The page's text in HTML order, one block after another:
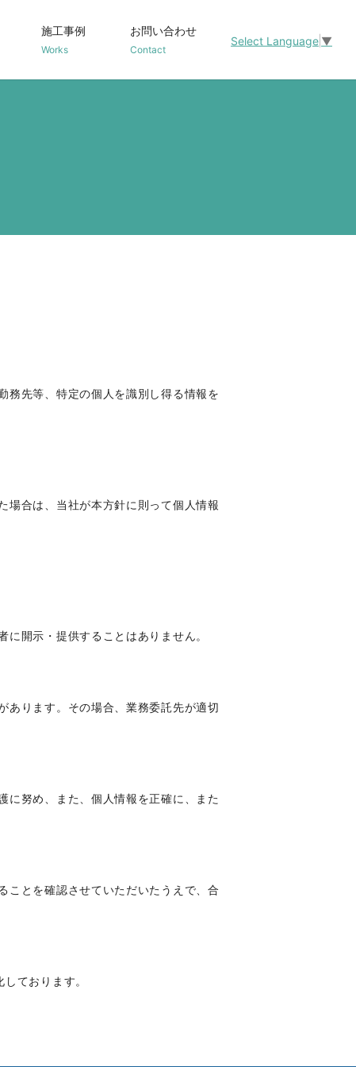
Select Language ▼
施工事例
Works
お問い合わせ
Contact
務先等、特定の個人を識別し得る情報を
場合は、当社が本方針に則って個人情報
開示・提供することはありません。
あります。その場合、業務委託先が適切
に努め、また、個人情報を正確に、また
ことを確認させていただいたうえで、合
ております。